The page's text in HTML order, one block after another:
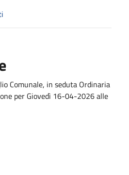
Comunale, in seduta Ordinaria
per Giovedì 16-04-2026 alle